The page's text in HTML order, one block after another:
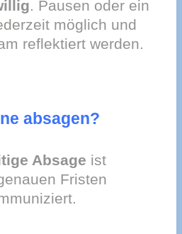
. Pausen oder ein
möglich und
reflektiert werden.
absagen?
Absage ist
Fristen